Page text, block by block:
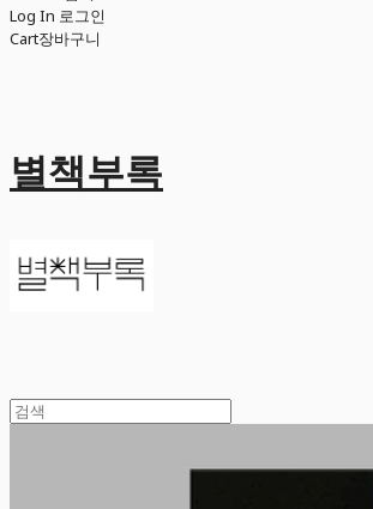
Log In 로그인
Cart장바구니
별책부록